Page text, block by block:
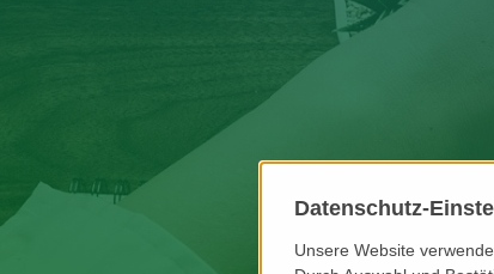
Datenschutz-
Unsere Website